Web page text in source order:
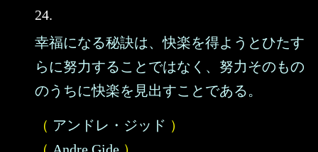
24.
幸福になる秘訣は、快楽を得ようとひたす
らに努力することではなく、努力そのもの
のうちに快楽を見出すことである。
（ アンドレ・ジッド ）